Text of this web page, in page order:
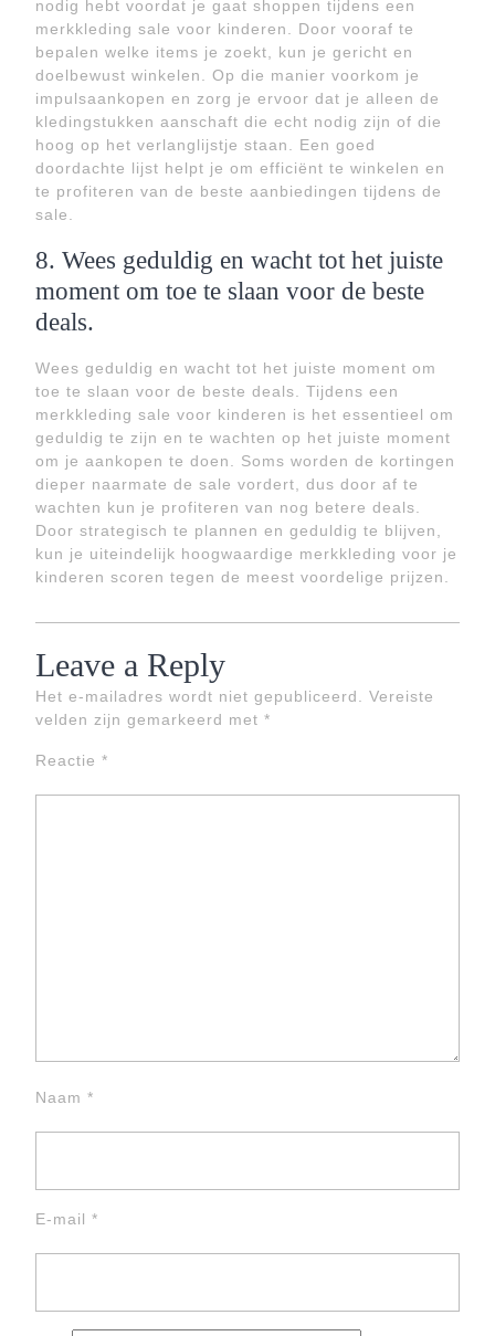
nodig hebt voordat je gaat shoppen tijdens een
merkkleding sale voor kinderen. Door vooraf te
bepalen welke items je zoekt, kun je gericht en
doelbewust winkelen. Op die manier voorkom je
impulsaankopen en zorg je ervoor dat je alleen de
kledingstukken aanschaft die echt nodig zijn of die
hoog op het verlanglijstje staan. Een goed
doordachte lijst helpt je om efficiënt te winkelen en
te profiteren van de beste aanbiedingen tijdens de
sale.
8. Wees geduldig en wacht tot het juiste
moment om toe te slaan voor de beste
deals.
Wees geduldig en wacht tot het juiste moment om
toe te slaan voor de beste deals. Tijdens een
merkkleding sale voor kinderen is het essentieel om
geduldig te zijn en te wachten op het juiste moment
om je aankopen te doen. Soms worden de kortingen
dieper naarmate de sale vordert, dus door af te
wachten kun je profiteren van nog betere deals.
Door strategisch te plannen en geduldig te blijven,
kun je uiteindelijk hoogwaardige merkkleding voor je
kinderen scoren tegen de meest voordelige prijzen.
Leave a Reply
Het e-mailadres wordt niet gepubliceerd.
Vereiste
velden zijn gemarkeerd met *
Reactie *
Naam *
E-mail *